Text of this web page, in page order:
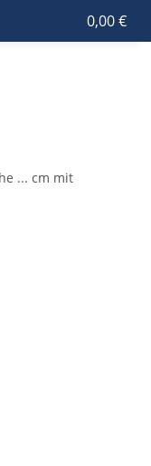
0,00 €